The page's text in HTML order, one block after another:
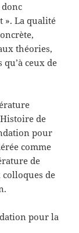
». La qualité
théories,
ceux de
de
pour
comme
de
de
pour la